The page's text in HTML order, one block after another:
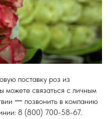
поставку роз из
можете связаться с личным
一 позвонить в компанию
8 (800) 700-58-67.